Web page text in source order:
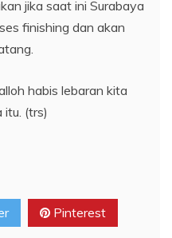
jika saat ini Surabaya
finishing dan akan
habis lebaran kita
itu. (trs)
Pinterest